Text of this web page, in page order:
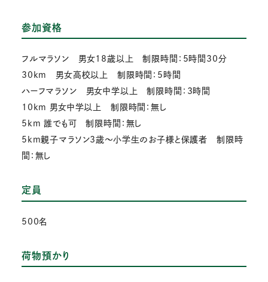
参加資格
フルマラソン 男女18歳以上 制限時間：5時間30分
30km 男女高校以上 制限時間：5時間
ハーフマラソン 男女中学以上 制限時間：3時間
10km 男女中学以上 制限時間：無し
5km 誰でも可 制限時間：無し
5km親子マラソン3歳～小学生のお子様と保護者 制限時
間：無し
定員
500名
荷物預かり